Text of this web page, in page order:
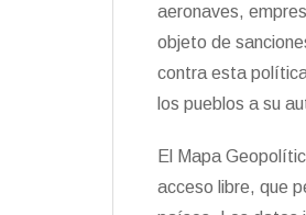
aeronaves,
objeto de
contra esta
los pueblos a su
El Mapa
acceso libre, que